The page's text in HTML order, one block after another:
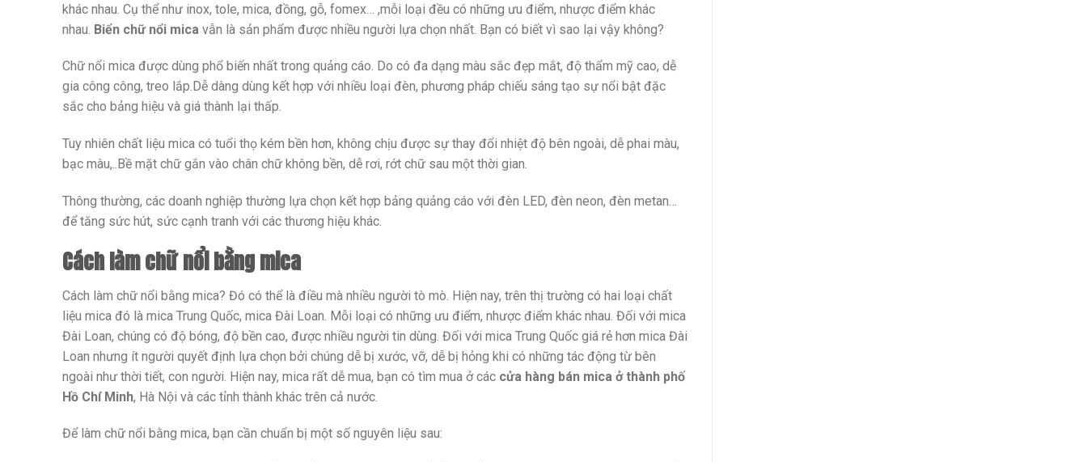
khác nhau. Cụ thể như inox, tole, mica, đồng, gỗ, fomex… ,mỗi loại đều có những ưu điểm, nhược điểm khác
nhau. Biển chữ nổi mica vẫn là sản phẩm được nhiều người lựa chọn nhất. Bạn có biết vì sao lại vậy không?
Chữ nổi mica được dùng phổ biến nhất trong quảng cáo. Do có đa dạng màu sắc đẹp mắt, độ thẩm mỹ cao, dễ
gia công công, treo lắp.Dễ dàng dùng kết hợp với nhiều loại đèn, phương pháp chiếu sáng tạo sự nổi bật đặc
sắc cho bảng hiệu và giá thành lại thấp.
Tuy nhiên chất liệu mica có tuổi thọ kém bền hơn, không chịu được sự thay đổi nhiệt độ bên ngoài, dễ phai màu,
bạc màu,..Bề mặt chữ gắn vào chân chữ không bền, dễ rơi, rớt chữ sau một thời gian.
Thông thường, các doanh nghiệp thường lựa chọn kết hợp bảng quảng cáo với đèn LED, đèn neon, đèn metan…
để tăng sức hút, sức cạnh tranh với các thương hiệu khác.
Cách làm chữ nổi bằng mica
Cách làm chữ nổi bằng mica? Đó có thể là điều mà nhiều người tò mò. Hiện nay, trên thị trường có hai loại chất
liệu mica đó là mica Trung Quốc, mica Đài Loan. Mỗi loại có những ưu điểm, nhược điểm khác nhau. Đối với mica
Đài Loan, chúng có độ bóng, độ bền cao, được nhiều người tin dùng. Đối với mica Trung Quốc giá rẻ hơn mica Đài
Loan nhưng ít người quyết định lựa chọn bởi chúng dễ bị xước, vỡ, dễ bị hỏng khi có những tác động từ bên
ngoài như thời tiết, con người. Hiện nay, mica rất dễ mua, bạn có tìm mua ở các cửa hàng bán mica ở thành phố
Hồ Chí Minh, Hà Nội và các tỉnh thành khác trên cả nước.
Để làm chữ nổi bằng mica, bạn cần chuẩn bị một số nguyên liệu sau: